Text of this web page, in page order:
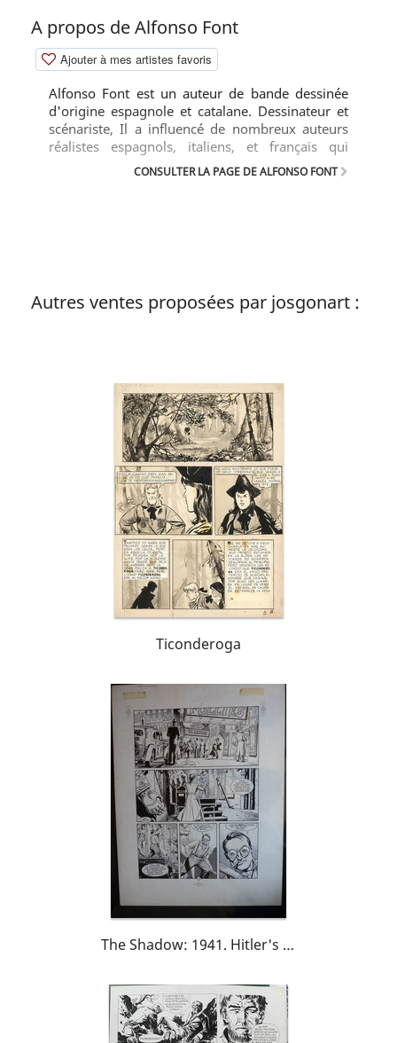
A propos de Alfonso Font
Ajouter à mes artistes favoris
Alfonso Font est un auteur de bande dessinée
d'origine espagnole et catalane. Dessinateur et
scénariste, Il a influencé de nombreux auteurs
réalistes espagnols, italiens, et français qui
admirent la vivacité de son trait et son admirable
gestion de l'encrage en noir et blanc.
CONSULTER LA PAGE DE ALFONSO FONT
Autres ventes proposées par josgonart :
Ticonderoga
The Shadow: 1941. Hitler's Astrologer